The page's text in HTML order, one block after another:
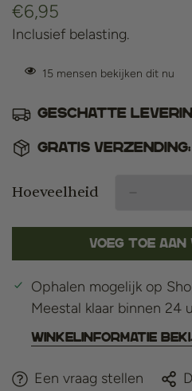
Normale
prijs
€6,95
Inclusief belasting.
15 mensen bekijken dit nu
Geschatte
Gratis verzending:
Hoeveelheid
Voeg toe
Ophalen mogelijk op
Meestal klaar binnen 24
Winkelinformatie
Een vraag stellen